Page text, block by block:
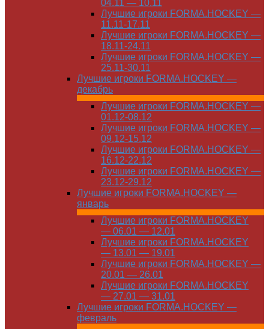
04.11 — 10.11
Лучшие игроки FORMA.HOCKEY —
11.11-17.11
Лучшие игроки FORMA.HOCKEY —
18.11-24.11
Лучшие игроки FORMA.HOCKEY —
25.11-30.11
Лучшие игроки FORMA.HOCKEY —
декабрь
Лучшие игроки FORMA.HOCKEY —
01.12-08.12
Лучшие игроки FORMA.HOCKEY —
09.12-15.12
Лучшие игроки FORMA.HOCKEY —
16.12-22.12
Лучшие игроки FORMA.HOCKEY —
23.12-29.12
Лучшие игроки FORMA.HOCKEY —
январь
Лучшие игроки FORMA.HOCKEY
— 06.01 — 12.01
Лучшие игроки FORMA.HOCKEY
— 13.01 — 19.01
Лучшие игроки FORMA.HOCKEY —
20.01 — 26.01
Лучшие игроки FORMA.HOCKEY
— 27.01 — 31.01
Лучшие игроки FORMA.HOCKEY —
февраль